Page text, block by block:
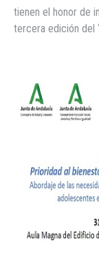
tienen el honor de
tercera edición del